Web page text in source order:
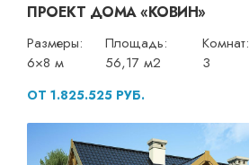
ПРОЕКТ ДОМА «КОВИН»
Размеры:
6×8 м
Площадь:
56,17 м2
Комнат:
3
ОТ 1.825.525 РУБ.